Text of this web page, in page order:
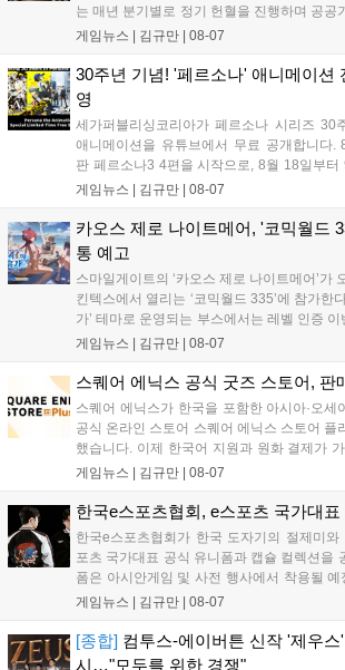
는 매년 분기별로 정기 헌혈을 진행하며 공공
고 있으며, 이번 행사에는 영화진흥위원회 등
따뜻한 실천에 참여한 모든 임직원에게 감
확산에 앞장섰습니다....
게임뉴스 | 김규만 08-07
30주년 기념! '페르소나' 애니메이션
영
세가퍼블리싱코리아가 페르소나 시리즈 30
애니메이션을 유튜브에서 무료 공개합니다.
판 페르소나3 4편을 시작으로, 8월 18일부터
소나4 더 골든 12화, 9월 15일부터 10월 14일
시지를 모집하며, 선정된 내용은 기념 영상
개될 예정입니다....
게임뉴스 | 김규만 08-07
카오스 제로 나이트메어, '코믹월드
통 예고
스마일게이트의 ‘카오스 제로 나이트메어’가
킨텍스에서 열리는 ‘코믹월드 335’에 참가한
가’ 테마로 운영되는 부스에서는 레벨 인증
프레 모델 포토존 등 다채로운 행사가 진행된
세한 정보는 공식 커뮤니티에서 확인 가능하
게임뉴스 | 김규만 08-07
스퀘어 에닉스 공식 굿즈 스토어, 판
스퀘어 에닉스가 한국을 포함한 아시아·오세
공식 온라인 스토어 스퀘어 에닉스 스토어 플
했습니다. 이제 한국어 지원과 원화 결제가
어 등 주요 게임의 피규어, 굿즈를 구매할 수
용 가능합니다....
게임뉴스 | 김규만 08-07
한국e스포츠협회, e스포츠 국가대표
한국e스포츠협회가 한국 도자기의 절제미와
포츠 국가대표 공식 유니폼과 캡슐 컬렉션을
폼은 아시안게임 및 사전 행사에서 착용될 예
구성된 컬렉션은 오는 8월 28일부터 골스튜
서는 대회 규정에 따라 별도의 유니폼을 착용
게임뉴스 | 김규만 08-07
[종합] 컴투스-에이버튼 신작 '제우스
시…"모두를 위한 경쟁"